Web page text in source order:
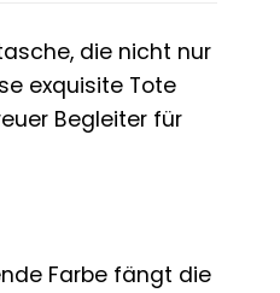
die nicht nur
exquisite Tote
Begleiter für
Farbe fängt die